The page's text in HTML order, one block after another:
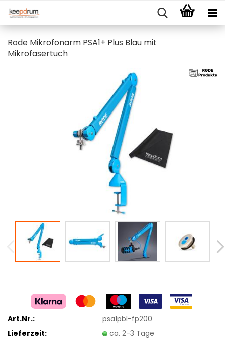
Rode Mikrofonarm PSA1+ Plus Blau mit
Mikrofasertuch
Art.Nr.:
psa1pbl-fp200
Lieferzeit:
ca. 2-3 Tage